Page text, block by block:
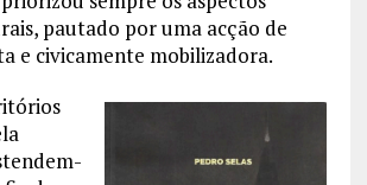
pautado por uma acção de
e civicamente mobilizadora.